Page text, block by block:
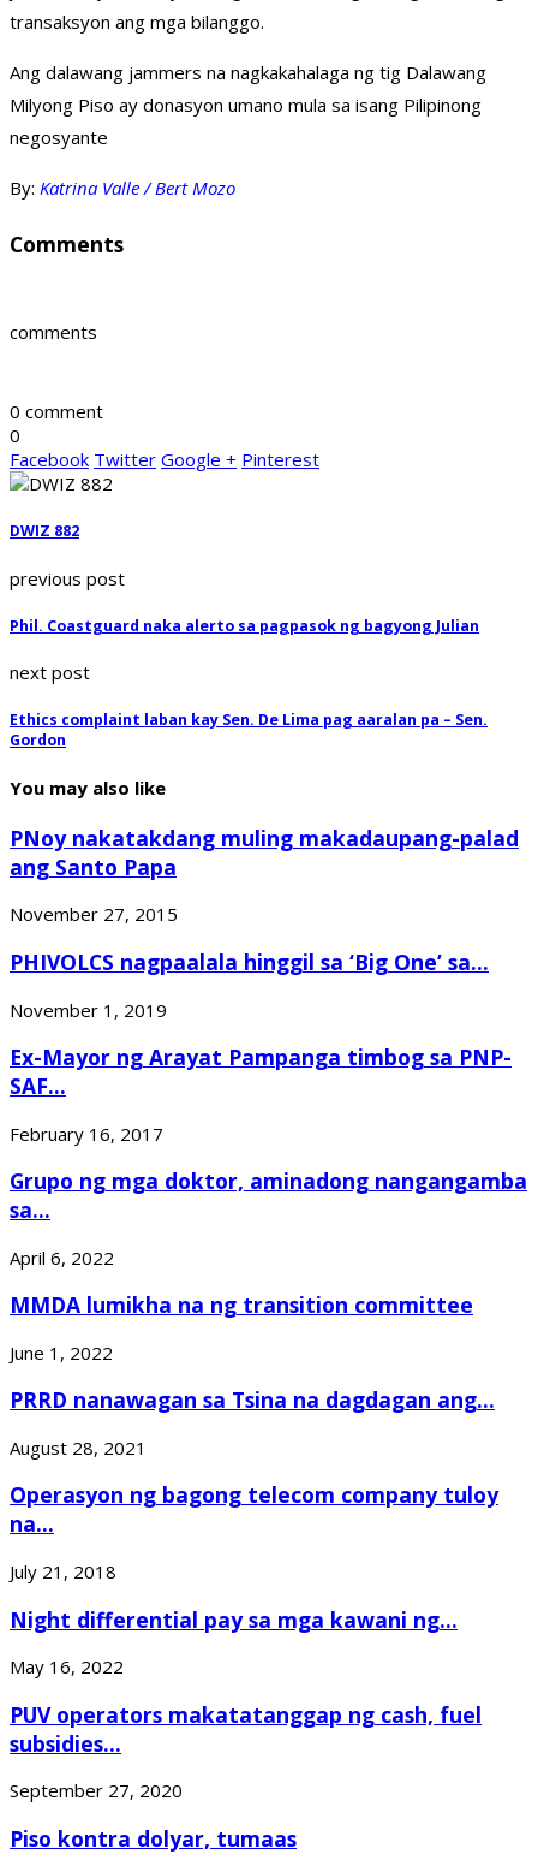
transaksyon ang mga bilanggo.
Ang dalawang jammers na nagkakahalaga ng tig Dalawang
Milyong Piso ay donasyon umano mula sa isang Pilipinong
negosyante
By: Katrina Valle / Bert Mozo
Comments
comments
0 comment
0
Facebook Twitter Google + Pinterest
DWIZ 882
previous post
Phil. Coastguard naka alerto sa pagpasok ng bagyong Julian
next post
Ethics complaint laban kay Sen. De Lima pag aaralan pa – Sen.
Gordon
You may also like
PNoy nakatakdang muling makadaupang-palad
ang Santo Papa
November 27, 2015
PHIVOLCS nagpaalala hinggil sa ‘Big One’ sa...
November 1, 2019
Ex-Mayor ng Arayat Pampanga timbog sa PNP-
SAF...
February 16, 2017
Grupo ng mga doktor, aminadong nangangamba
sa...
April 6, 2022
MMDA lumikha na ng transition committee
June 1, 2022
PRRD nanawagan sa Tsina na dagdagan ang...
August 28, 2021
Operasyon ng bagong telecom company tuloy
na...
July 21, 2018
Night differential pay sa mga kawani ng...
May 16, 2022
PUV operators makatatanggap ng cash, fuel
subsidies...
September 27, 2020
Piso kontra dolyar, tumaas